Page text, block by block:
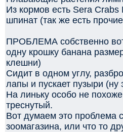
Из кормов есть Sera
шпинат (так же есть
ПРОБЛЕМА собственно
одну крошку банана
клешни)
Сидит в одном углу,
лапы и пускает пузыри
На линьку особо не
треснутый.
Вот думаем это проблема
зоомагазина, или что то